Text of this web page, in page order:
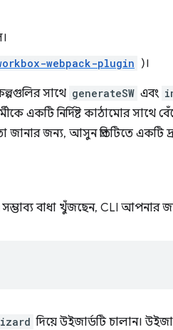
webpack-plugin )।
সাথে generateSW এবং
একটি নির্দিষ্ট কাঠামোর সাথে
জানার জন্য, আসুন প্রতিটিতে একটি
সম্ভাব্য বাধা খুঁজছেন, CLI আপনার
দিয়ে উইজার্ডটি চালান।